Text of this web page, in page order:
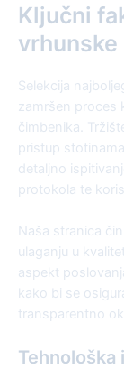
Ključni
Selekcija
zamršen proces
čimbenika.
pristup
detaljno
protokola te
Naša stranica čini
ulaganju u
aspekt
kako bi se
transparentno